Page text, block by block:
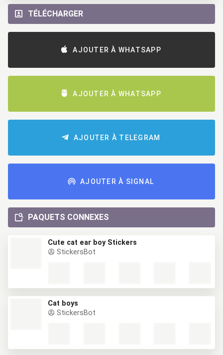
TÉLÉCHARGER
AJOUTER À WHATSAPP
AJOUTER À WHATSAPP
AJOUTER À TELEGRAM
AJOUTER À SIGNAL
PAQUETS CONNEXES
Cute cat ear boy Stickers
StickersBot
Cat boys
StickersBot